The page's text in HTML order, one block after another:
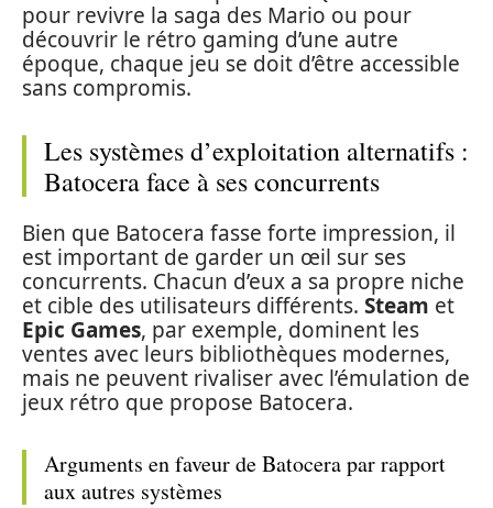
pour revivre la saga des Mario ou pour
découvrir le rétro gaming d’une autre
époque, chaque jeu se doit d’être accessible
sans compromis.
Les systèmes d’exploitation alternatifs :
Batocera face à ses concurrents
Bien que Batocera fasse forte impression, il
est important de garder un œil sur ses
concurrents. Chacun d’eux a sa propre niche
et cible des utilisateurs différents. Steam et
Epic Games, par exemple, dominent les
ventes avec leurs bibliothèques modernes,
mais ne peuvent rivaliser avec l’émulation de
jeux rétro que propose Batocera.
Arguments en faveur de Batocera par rapport
aux autres systèmes